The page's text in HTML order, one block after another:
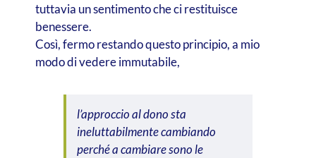
tuttavia un sentimento che ci restituisce
benessere.
Così, fermo restando questo principio, a mio
modo di vedere immutabile,
l’approccio al dono sta
ineluttabilmente cambiando
perché a cambiare sono le